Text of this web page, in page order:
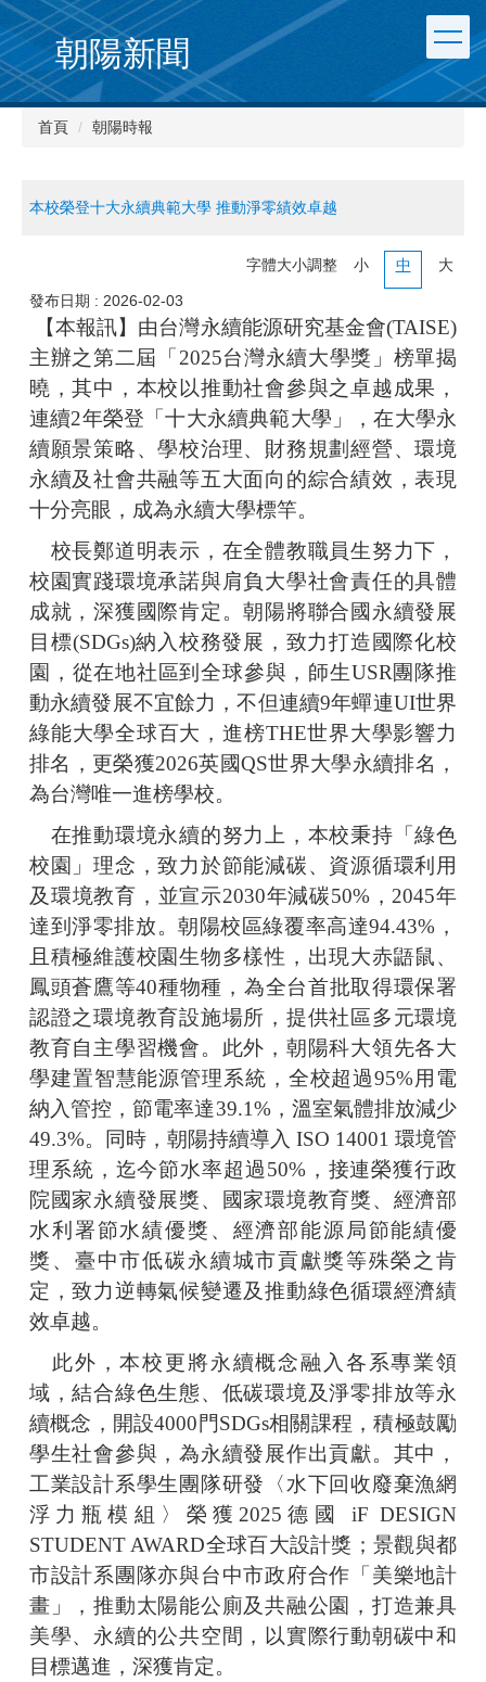
朝陽新聞
首頁 朝陽時報
本校榮登十大永續典範大學 推動淨零績效卓越
字體大小調整 小 中 大
發布日期 : 2026-02-03
【本報訊】由台灣永續能源研究基金會(TAISE)
主辦之第二屆「2025台灣永續大學獎」榜單揭
曉，其中，本校以推動社會參與之卓越成果，
連續2年榮登「十大永續典範大學」，在大學永
續願景策略、學校治理、財務規劃經營、環境
永續及社會共融等五大面向的綜合績效，表現
十分亮眼，成為永續大學標竿。
校長鄭道明表示，在全體教職員生努力下，
校園實踐環境承諾與肩負大學社會責任的具體
成就，深獲國際肯定。朝陽將聯合國永續發展
目標(SDGs)納入校務發展，致力打造國際化校
園，從在地社區到全球參與，師生USR團隊推
動永續發展不宜餘力，不但連續9年蟬連UI世界
綠能大學全球百大，進榜THE世界大學影響力
排名，更榮獲2026英國QS世界大學永續排名，
為台灣唯一進榜學校。
在推動環境永續的努力上，本校秉持「綠色
校園」理念，致力於節能減碳、資源循環利用
及環境教育，並宣示2030年減碳50%，2045年
達到淨零排放。朝陽校區綠覆率高達94.43%，
且積極維護校園生物多樣性，出現大赤鼯鼠、
鳳頭蒼鷹等40種物種，為全台首批取得環保署
認證之環境教育設施場所，提供社區多元環境
教育自主學習機會。此外，朝陽科大領先各大
學建置智慧能源管理系統，全校超過95%用電
納入管控，節電率達39.1%，溫室氣體排放減少
49.3%。同時，朝陽持續導入 ISO 14001 環境管
理系統，迄今節水率超過50%，接連榮獲行政
院國家永續發展獎、國家環境教育獎、經濟部
水利署節水績優獎、經濟部能源局節能績優
獎、臺中市低碳永續城市貢獻獎等殊榮之肯
定，致力逆轉氣候變遷及推動綠色循環經濟績
效卓越。
此外，本校更將永續概念融入各系專業領
域，結合綠色生態、低碳環境及淨零排放等永
續概念，開設4000門SDGs相關課程，積極鼓勵
學生社會參與，為永續發展作出貢獻。其中，
工業設計系學生團隊研發〈水下回收廢棄漁網
浮力瓶模組〉榮獲2025德國 iF DESIGN
STUDENT AWARD全球百大設計獎；景觀與都
市設計系團隊亦與台中市政府合作「美樂地計
畫」，推動太陽能公廁及共融公園，打造兼具
美學、永續的公共空間，以實際行動朝碳中和
目標邁進，深獲肯定。